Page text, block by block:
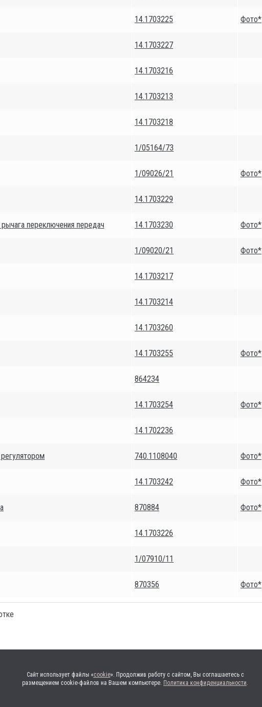
14.1703225 Фото*
14.1703227
14.1703216
14.1703213
14.1703218
1/05164/73
1/09026/21 Фото*
14.1703229
переключения передач 14.1703230 Фото*
1/09020/21 Фото*
14.1703217
14.1703214
14.1703260
14.1703255 Фото*
864234
14.1703254 Фото*
14.1702236
740.1108040 Фото*
14.1703242 Фото*
870884 Фото*
14.1703226
1/07910/11
870356 Фото*
Сайт использует файлы «cookie». Продолжив работу с сайтом, Вы соглашаетесь с
размещением cookie-файлов на Вашем компьютере. Политика конфиденциальности.